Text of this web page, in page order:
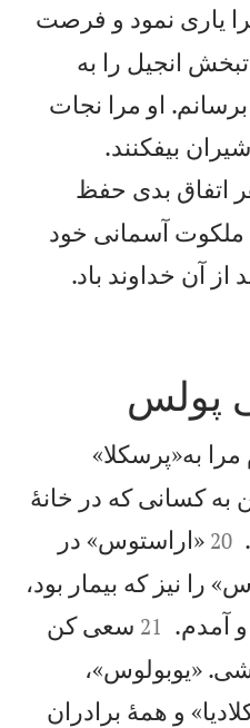
ياری نمود و فرصت
انجيل را به
او مرا نجات
بيفكنند.
اتفاق بدی حفظ
ملكوت آسمانی خود
از آن خداوند باد.
پولس
به«پرسكلا»
به كسانی كه در خانهٔ


20 «اراستوس» در
را نيز كه بيمار بود،
آمدم. 

21 سعی كن
«یوبولوس»،
و همهٔ برادران